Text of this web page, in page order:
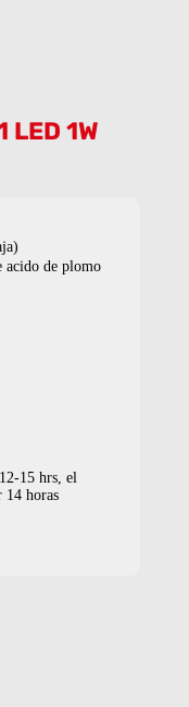
LED 1W
acido de plomo
15 hrs, el
14 horas